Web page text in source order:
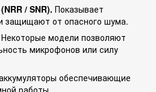
/ SNR). Показывает
защищают от опасного шума.
Некоторые модели позволяют
микрофонов или силу
обеспечивающие